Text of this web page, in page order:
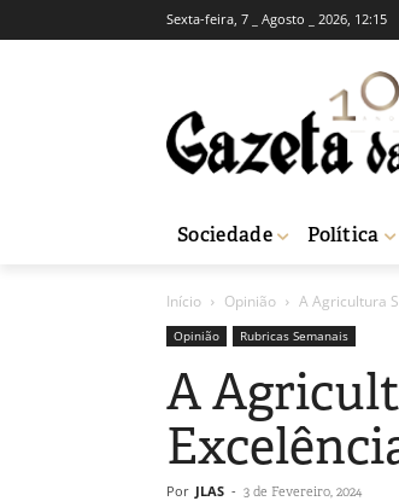
Sexta-feira, 7 _ Agosto _ 2026, 12:15
Sociedade Política
Início Opinião A Agricultura
Opinião Rubricas Semanais
A
Por JLAS - 3 de Fevereiro, 2024